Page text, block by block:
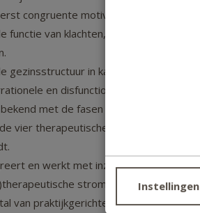
Instellingen
congruente motivatietechnieken en
functie van klachten,
gezinsstructuur in kaart brengen en
en disfunctionele gedachten
bekend met de fasen van een
de vier therapeutische
en werkt met inzichten,
stromingen.
van praktijkgerichte interventies die